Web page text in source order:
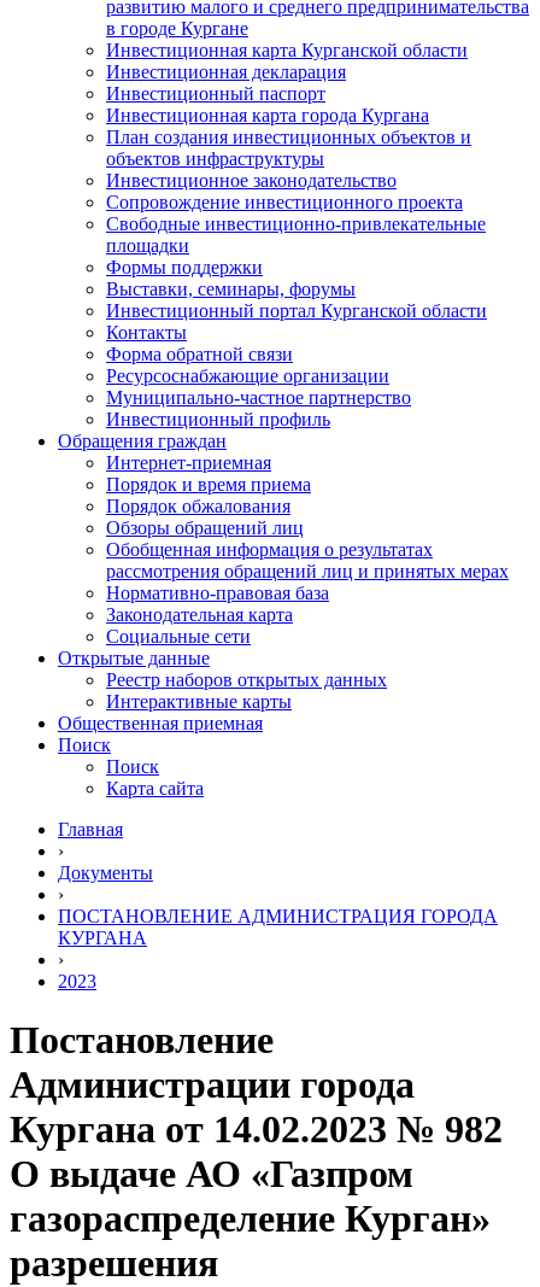
развитию малого и среднего предпринимательства
в городе Кургане
Инвестиционная карта Курганской области
Инвестиционная декларация
Инвестиционный паспорт
Инвестиционная карта города Кургана
План создания инвестиционных объектов и
объектов инфраструктуры
Инвестиционное законодательство
Сопровождение инвестиционного проекта
Свободные инвестиционно-привлекательные
площадки
Формы поддержки
Выставки, семинары, форумы
Инвестиционный портал Курганской области
Контакты
Форма обратной связи
Ресурсоснабжающие организации
Муниципально-частное партнерство
Инвестиционный профиль
Обращения граждан
Интернет-приемная
Порядок и время приема
Порядок обжалования
Обзоры обращений лиц
Обобщенная информация о результатах
рассмотрения обращений лиц и принятых мерах
Нормативно-правовая база
Законодательная карта
Социальные сети
Открытые данные
Реестр наборов открытых данных
Интерактивные карты
Общественная приемная
Поиск
Поиск
Карта сайта
Главная
›
Документы
›
ПОСТАНОВЛЕНИЕ АДМИНИСТРАЦИЯ ГОРОДА
КУРГАНА
›
2023
Постановление
Администрации города
Кургана от 14.02.2023 № 982
О выдаче АО «Газпром
газораспределение Курган»
разрешения